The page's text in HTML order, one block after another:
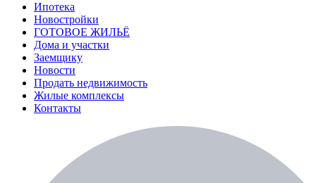
Ипотека
Новостройки
ГОТОВОЕ ЖИЛЬЁ
Дома и участки
Заемщику
Новости
Продать недвижимость
Жилые комплексы
Контакты